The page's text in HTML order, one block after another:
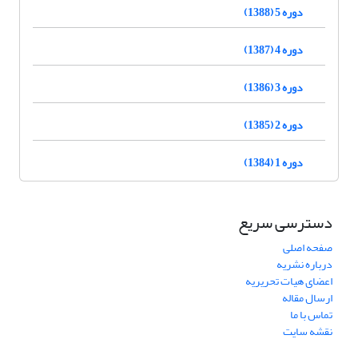
دوره 5 (1388)
دوره 4 (1387)
دوره 3 (1386)
دوره 2 (1385)
دوره 1 (1384)
دسترسی سریع
صفحه اصلی
درباره نشریه
اعضای هیات تحریریه
ارسال مقاله
تماس با ما
نقشه سایت